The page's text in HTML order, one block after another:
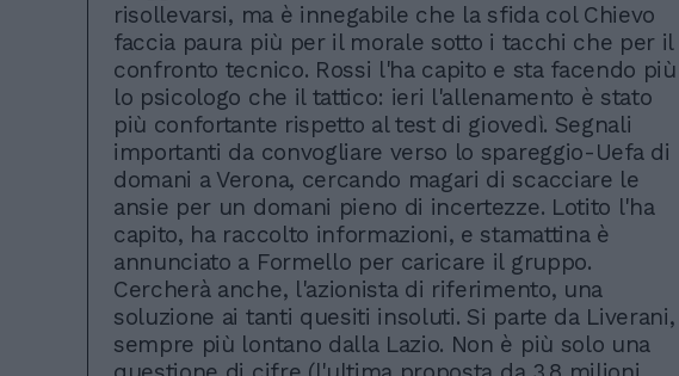
risollevarsi, ma è innegabile che la sfida col Chievo
faccia paura più per il morale sotto i tacchi che per il
confronto tecnico. Rossi l'ha capito e sta facendo più
lo psicologo che il tattico: ieri l'allenamento è stato
più confortante rispetto al test di giovedì. Segnali
importanti da convogliare verso lo spareggio-Uefa di
domani a Verona, cercando magari di scacciare le
ansie per un domani pieno di incertezze. Lotito l'ha
capito, ha raccolto informazioni, e stamattina è
annunciato a Formello per caricare il gruppo.
Cercherà anche, l'azionista di riferimento, una
soluzione ai tanti quesiti insoluti. Si parte da Liverani,
sempre più lontano dalla Lazio. Non è più solo una